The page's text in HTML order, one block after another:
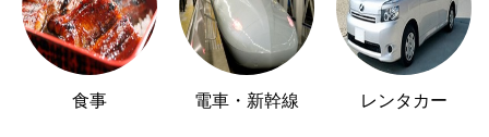
食事 電車・新幹線 レンタカー